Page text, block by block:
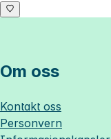
Om oss
Kontakt oss
Personvern